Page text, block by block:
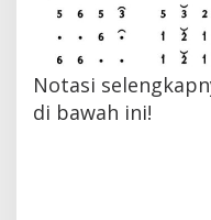
Notasi
di bawah ini!